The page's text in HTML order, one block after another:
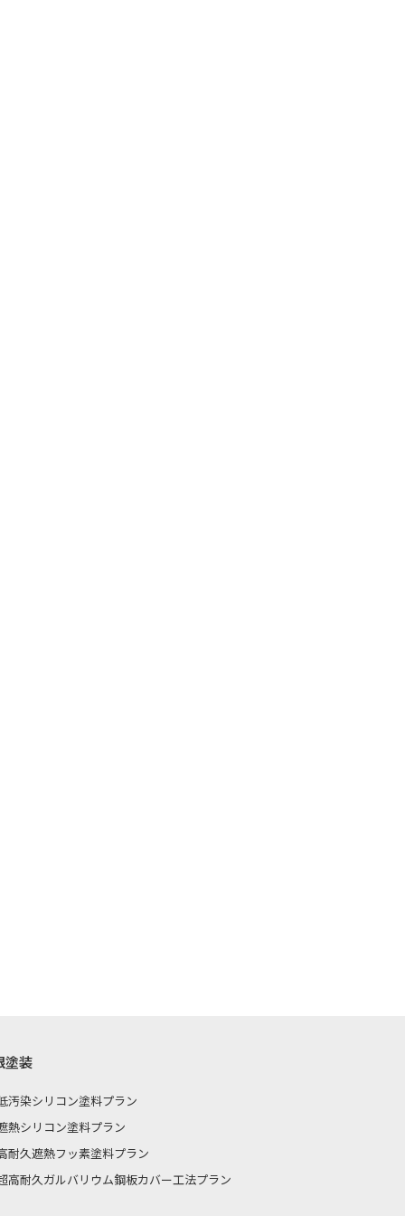
塗装
汚染シリコン塗料プラン
熱シリコン塗料プラン
耐久遮熱フッ素塗料プラン
高耐久ガルバリウム鋼板カバー工法プラン